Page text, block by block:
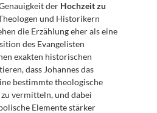
der Hochzeit zu
und Historikern
die Erzählung eher als eine
des Evangelisten
exakten historischen
dass Johannes das
bestimmte theologische
vermitteln, und dabei
Elemente stärker